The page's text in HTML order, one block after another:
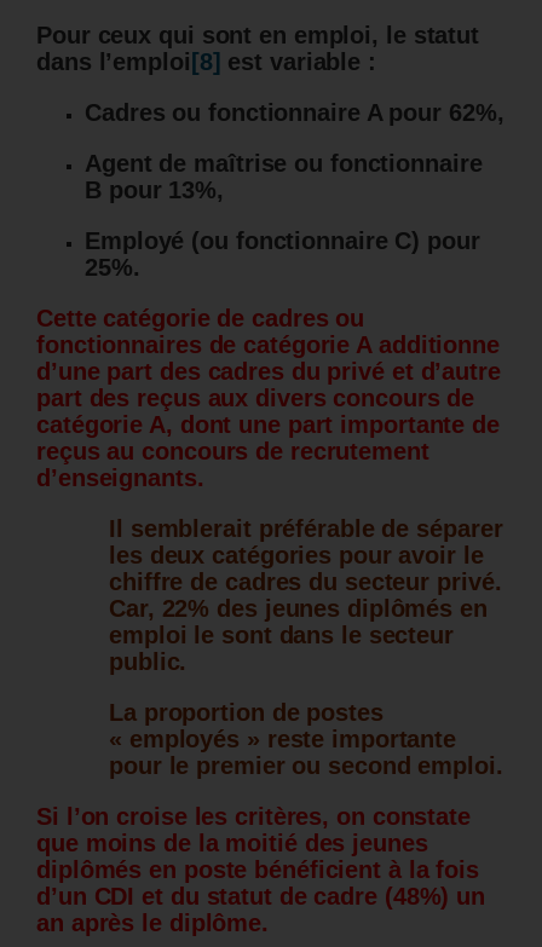
Pour ceux qui sont en emploi, le statut
dans l’emploi [8] est variable :
Cadres ou fonctionnaire A pour 62%,
Agent de maîtrise ou fonctionnaire
B pour 13%,
Employé (ou fonctionnaire C) pour
25%.
Cette catégorie de cadres ou
fonctionnaires de catégorie A additionne
d’une part des cadres du privé et d’autre
part des reçus aux divers concours de
catégorie A, dont une part importante de
reçus au concours de recrutement
d’enseignants.
Il semblerait préférable de séparer
les deux catégories pour avoir le
chiffre de cadres du secteur privé.
Car, 22% des jeunes diplômés en
emploi le sont dans le secteur
public.
La proportion de postes
« employés » reste importante
pour le premier ou second emploi.
Si l’on croise les critères, on constate
que moins de la moitié des jeunes
diplômés en poste bénéficient à la fois
d’un CDI et du statut de cadre (48%) un
an après le diplôme.